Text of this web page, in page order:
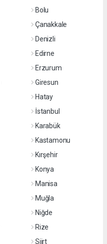
Bolu
Çanakkale
Denizli
Edirne
Erzurum
Giresun
Hatay
İstanbul
Karabük
Kastamonu
Kırşehir
Konya
Manisa
Muğla
Niğde
Rize
Siirt